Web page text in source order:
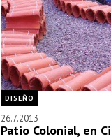
DISEÑO
26.7.2013
Patio Colonial, en